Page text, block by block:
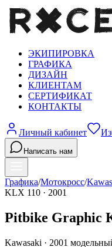
ЭКИПИРОВКА
ГРАФИКА
ДИЗАЙН
КЛИЕНТАМ
СЕРТИФИКАТ
КОНТАКТЫ
Личный кабинет
Написать нам
Графика/Мотокросс/
KLX 110 · 2001
Pitbike Graphic
Kawasaki · 2001